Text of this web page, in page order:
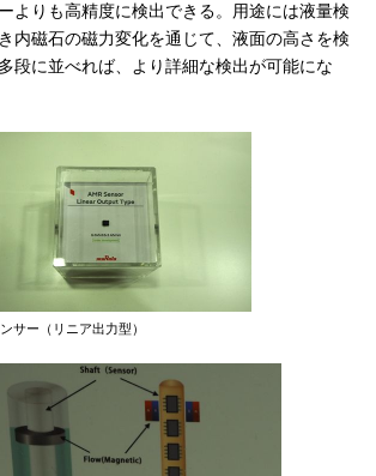
よりも高精度に検出できる。用途には液量検
内磁石の磁力変化を通じて、液面の高さを検
段に並べれば、より詳細な検出が可能にな
サー（リニア出力型）